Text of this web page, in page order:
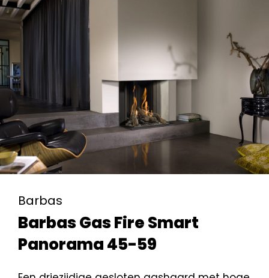
Barbas
Barbas Gas Fire Smart
Panorama 45-59